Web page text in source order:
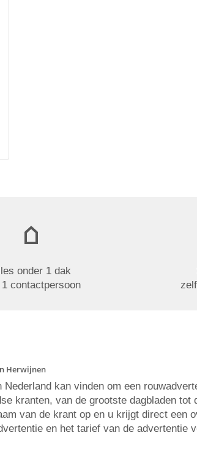
onder 1 dak
contactpersoon
Herwijnen
kan vinden om een
kranten, van de grootste dagbladen tot
van de krant op en u krijgt direct een
en het tarief van de advertentie